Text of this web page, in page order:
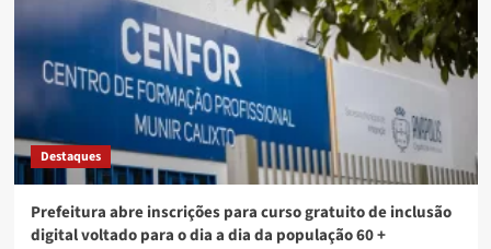
Destaques
Prefeitura abre inscrições para curso gratuito de inclusão
digital voltado para o dia a dia da população 60 +